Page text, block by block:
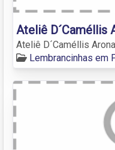
Ateliê D´Caméllis
Ateliê D´Caméllis
Lembrancinhas em